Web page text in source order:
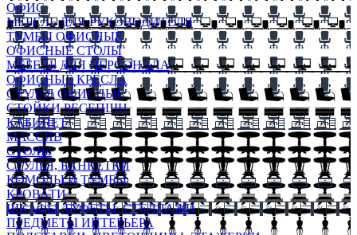
ОФИС
МЕБЕЛЬ ДЛЯ РУКОВОДИТЕЛЯ
ТУМБЫ ОФИСНЫЕ
ОФИСНЫЕ СТОЛЫ
МЕБЕЛЬ ДЛЯ ПЕРСОНАЛА
ОФИСНЫЕ КРЕСЛА
СТУЛЬЯ ОФИСНЫЕ
СТОЙКИ РЕСЕПШН
КАБИНЕТ
МАССИВ
СТОЛЫ
СТУЛЬЯ, БАНКЕТКИ
КОМОДЫ И ТУМБЫ
КРОВАТИ
ШКАФЫ, БУФЕТЫ, СТЕЛЛАЖИ
ПРЕДМЕТЫ ИНТЕРЬЕРА